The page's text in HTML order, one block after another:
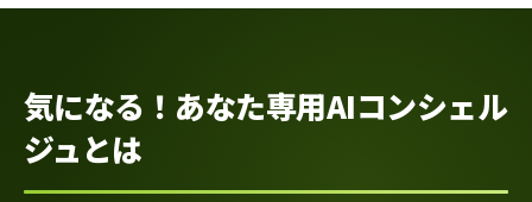
気になる！あなた専用AIコンシェル
ジュとは